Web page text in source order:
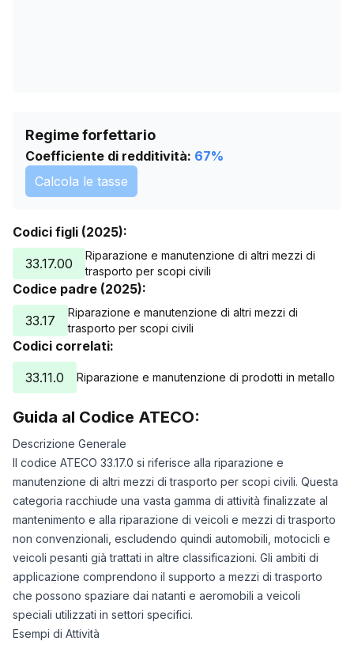
Regime forfettario
Coefficiente di redditività: 67%
Calcola le tasse
Codici figli (2025):
33.17.00
Riparazione e manutenzione di altri mezzi di
trasporto per scopi civili
Codice padre (2025):
33.17
Riparazione e manutenzione di altri mezzi di
trasporto per scopi civili
Codici correlati:
33.11.0
Riparazione e manutenzione di prodotti in metallo
Guida al Codice ATECO:
Descrizione Generale
Il codice ATECO 33.17.0 si riferisce alla riparazione e
manutenzione di altri mezzi di trasporto per scopi civili. Questa
categoria racchiude una vasta gamma di attività finalizzate al
mantenimento e alla riparazione di veicoli e mezzi di trasporto
non convenzionali, escludendo quindi automobili, motocicli e
veicoli pesanti già trattati in altre classificazioni. Gli ambiti di
applicazione comprendono il supporto a mezzi di trasporto
che possono spaziare dai natanti e aeromobili a veicoli
speciali utilizzati in settori specifici.
Esempi di Attività